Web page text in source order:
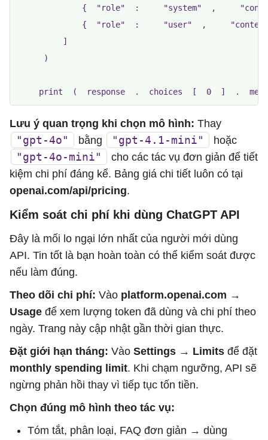
{  "role"  :     "system"  ,
{  "role"  :     "user"  ,
          ]
      )
print  (  response  .  choices  [  0  ]  .
Lưu ý quan trọng khi chọn mô hình: Thay
"gpt-4o" bằng "gpt-4.1-mini" hoặc
"gpt-4o-mini"
cho các tác vụ đơn giản để tiết
kiệm chi phí đáng kể. Bảng giá chi tiết luôn có tại
openai.com/api/pricing.
Kiểm soát chi phí khi dùng ChatGPT API
Đây là mối lo ngại lớn nhất của người mới dùng
API. Tin tốt là bạn hoàn toàn có thể kiểm soát được
nếu làm đúng.
Theo dõi chi phí: Vào platform.openai.com →
Usage để xem lượng token đã dùng và chi phí theo
ngày. Trang này cập nhật gần thời gian thực.
Đặt giới hạn tháng: Vào Settings → Limits để đặt
monthly spending limit. Khi chạm ngưỡng, API sẽ
ngừng phản hồi thay vì tiếp tục tốn tiền.
Chọn đúng mô hình theo tác vụ:
Tóm tắt, phân loại, FAQ đơn giản → dùng